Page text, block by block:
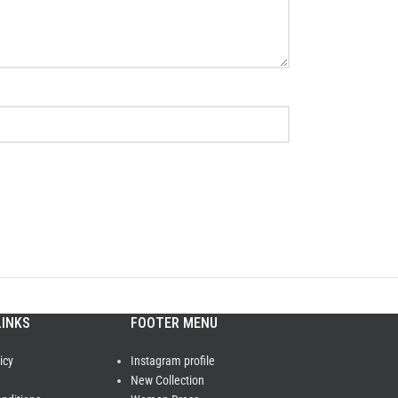
FOOTER MENU
Instagram profile
New Collection